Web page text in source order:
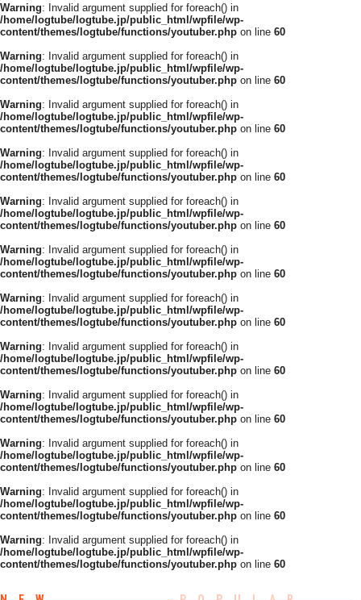
Warning: Invalid argument supplied for foreach() in
/home/logtube/logtube.jp/public_html/wpfile/wp-
content/themes/logtube/functions/youtuber.php on line 60
Warning: Invalid argument supplied for foreach() in
/home/logtube/logtube.jp/public_html/wpfile/wp-
content/themes/logtube/functions/youtuber.php on line 60
Warning: Invalid argument supplied for foreach() in
/home/logtube/logtube.jp/public_html/wpfile/wp-
content/themes/logtube/functions/youtuber.php on line 60
Warning: Invalid argument supplied for foreach() in
/home/logtube/logtube.jp/public_html/wpfile/wp-
content/themes/logtube/functions/youtuber.php on line 60
Warning: Invalid argument supplied for foreach() in
/home/logtube/logtube.jp/public_html/wpfile/wp-
content/themes/logtube/functions/youtuber.php on line 60
Warning: Invalid argument supplied for foreach() in
/home/logtube/logtube.jp/public_html/wpfile/wp-
content/themes/logtube/functions/youtuber.php on line 60
Warning: Invalid argument supplied for foreach() in
/home/logtube/logtube.jp/public_html/wpfile/wp-
content/themes/logtube/functions/youtuber.php on line 60
Warning: Invalid argument supplied for foreach() in
/home/logtube/logtube.jp/public_html/wpfile/wp-
content/themes/logtube/functions/youtuber.php on line 60
Warning: Invalid argument supplied for foreach() in
/home/logtube/logtube.jp/public_html/wpfile/wp-
content/themes/logtube/functions/youtuber.php on line 60
Warning: Invalid argument supplied for foreach() in
/home/logtube/logtube.jp/public_html/wpfile/wp-
content/themes/logtube/functions/youtuber.php on line 60
Warning: Invalid argument supplied for foreach() in
/home/logtube/logtube.jp/public_html/wpfile/wp-
content/themes/logtube/functions/youtuber.php on line 60
Warning: Invalid argument supplied for foreach() in
/home/logtube/logtube.jp/public_html/wpfile/wp-
content/themes/logtube/functions/youtuber.php on line 60